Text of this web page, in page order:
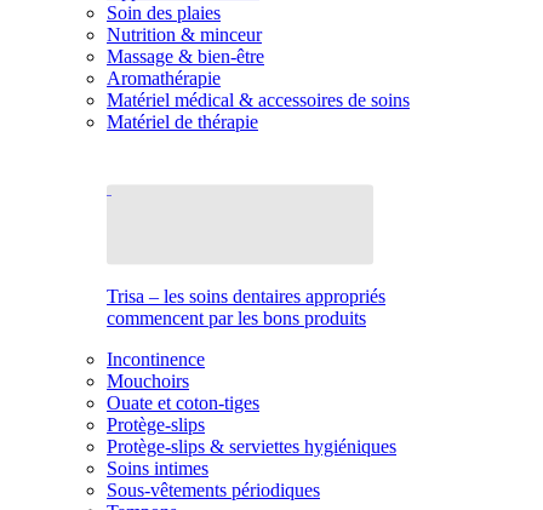
Soin des plaies
Nutrition & minceur
Massage & bien-être
Aromathérapie
Matériel médical & accessoires de soins
Matériel de thérapie
Trisa – les soins dentaires appropriés
commencent par les bons produits
Incontinence
Mouchoirs
Ouate et coton-tiges
Protège-slips
Protège-slips & serviettes hygiéniques
Soins intimes
Sous-vêtements périodiques